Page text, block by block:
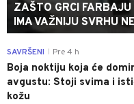
ZAŠTO GRCI
IMA VAŽNIJU SVRHU
SAVRŠENI Pre 4 h
Boja noktiju koja će
avgustu: Stoji svima i
kožu